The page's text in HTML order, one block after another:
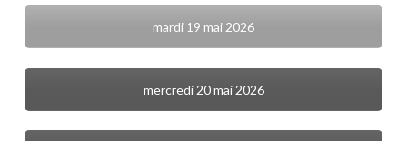
mardi 19 mai 2026
mercredi 20 mai 2026